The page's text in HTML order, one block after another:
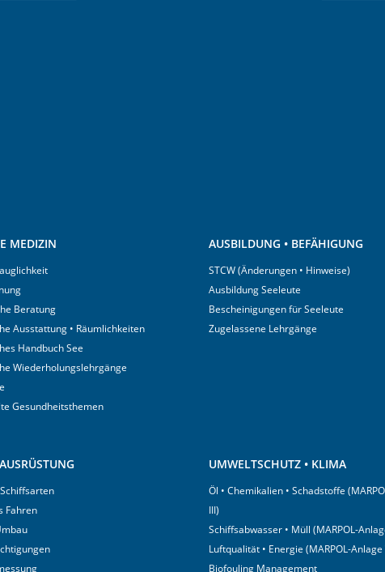
MEDIZIN
Beratung
Ausstattung • Räumlichkeiten
Handbuch See
Wiederholungslehrgänge
Gesundheitsthemen
AUSBILDUNG • BEFÄHIGUNG
STCW (Änderungen • Hinweise)
Ausbildung Seeleute
Bescheinigungen für Seeleute
Zugelassene Lehrgänge
Fahren
UMWELTSCHUTZ • KLIMA
Öl • Chemikalien • Schadstoffe
III)
Schiffsabwasser • Müll (MARPOL-
Luftqualität • Energie (MARPOL-Anlage
Biofouling Management